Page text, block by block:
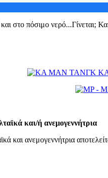
στο πόσιμο νερό...Γίνεται;
και/ή ανεμογεννήτρια
και ανεμογεννήτρια